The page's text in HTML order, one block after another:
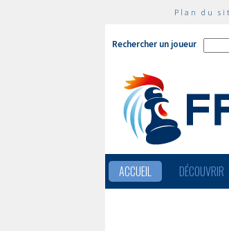
Plan du
Rechercher un joueur
ACCUEIL DÉCOUVRIR